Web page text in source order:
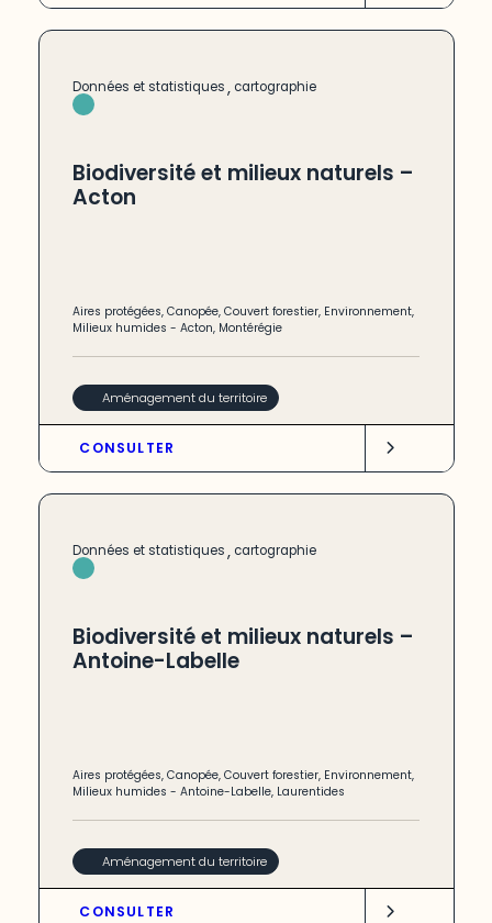
Données et statistiques, cartographie
Biodiversité et milieux naturels –
Acton
Aires protégées,Canopée,Couvert forestier, Environnement,
Milieux humides -Acton, Montérégie
Aménagement du territoire
CONSULTER
Données et statistiques, cartographie
Biodiversité et milieux naturels –
Antoine-Labelle
Aires protégées,Canopée,Couvert forestier, Environnement,
Milieux humides -Antoine-Labelle, Laurentides
Aménagement du territoire
CONSULTER